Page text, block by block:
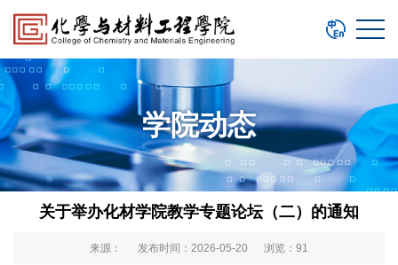
学院动态
关于举办化材学院教学专题论坛（二）的通知
来源： 发布时间：2026-05-20 浏览： 91